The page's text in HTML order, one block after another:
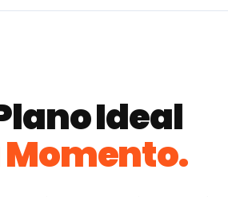
Ideal
Momento.